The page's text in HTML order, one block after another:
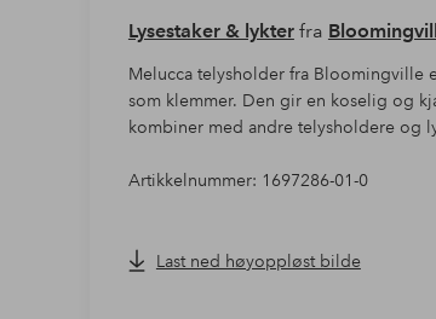
Lysestaker & lykterfra
Melucca telysholder fra Bloomingville
som klemmer. Den gir en koselig og
kombiner med andre telysholdere og
Artikkelnummer: 1697286-01-0
Last ned høyoppløst bilde